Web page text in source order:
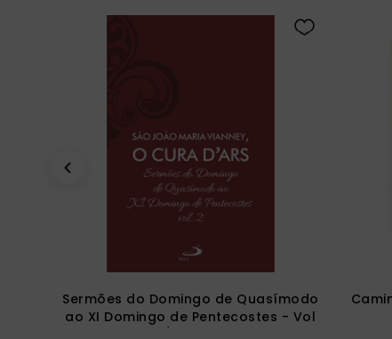
Sermões do Domingo de Quasímodo
ao XI Domingo de Pentecostes - Vol